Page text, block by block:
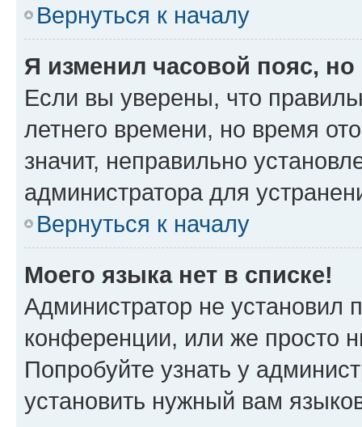
Вернуться к началу
Я изменил часовой пояс,
Если вы уверены, что
летнего времени, но время
значит, неправильно
администратора для
Вернуться к началу
Моего языка нет в списке!
Администратор не установил
конференции, или же просто
Попробуйте узнать у
установить нужный вам